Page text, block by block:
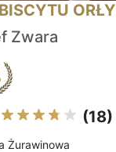
ORŁY
Zwara
(18)
Żurawinowa